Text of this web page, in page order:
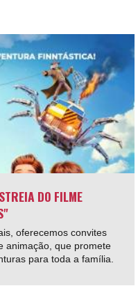
DO FILME
oferecemos convites
animação, que promete
para toda a família.